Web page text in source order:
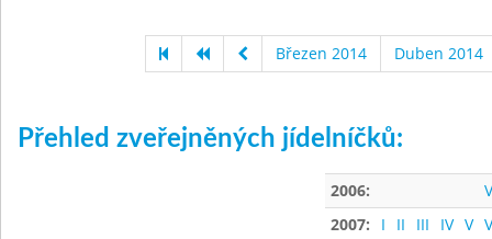
Březen 2014 Duben 2014
Přehled zveřejněných jídelníčků:
2006:
2007:
I II III IV V